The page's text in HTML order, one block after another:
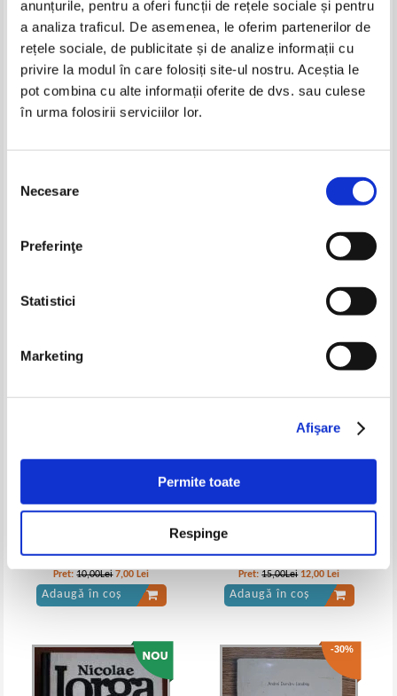
anunțurile, pentru a oferi funcții de rețele sociale și pentru
a analiza traficul. De asemenea, le oferim partenerilor de
rețele sociale, de publicitate și de analize informații cu
privire la modul în care folosiți site-ul nostru. Aceștia le
pot combina cu alte informații oferite de dvs. sau culese
în urma folosirii serviciilor lor.
consimțământului
Necesare
Preferinţe
Statistici
Marketing
Afişare
Permite toate
Respinge
Pret:
Lei
spanzuratilor
Adaugă în coș
-40%
spanzuratilor
Pret:
Adaugă în coș
Produse din aceeasi categorie
-60%
Nicolae Deleanu - Nedeia din
poiana miresii (volumul 2)
Adaugă în coș
-30%
Marin Preda - Cel mai iubit
dintre pamanteni (2 volume)
Parasutat in Fleet Street Londra
Pret:10,00Lei 7,00 Lei
Adaugă în coș
-20%
Pret:15,00Lei 12,00 Lei
Adaugă în coș
-30%